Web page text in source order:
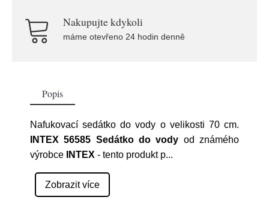
Nakupujte kdykoli
máme otevřeno 24 hodin denně
Popis
Nafukovací sedátko do vody o velikosti 70 cm.
INTEX 56585 Sedátko do vody od známého
výrobce
INTEX - tento produkt p...
Zobrazit více